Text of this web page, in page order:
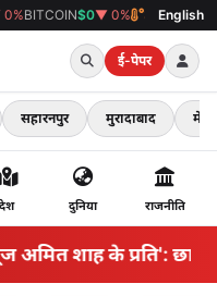
$0▼ 0% 38°Cमुजफ्फरनगरEnglish
ई-पेपर
सहारनपुर मुरादाबाद मेरठ
देश दुनिया राजनीति
शाह के प्रति': छात्र